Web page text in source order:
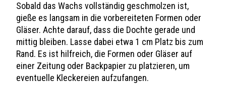
Sobald das Wachs vollständig geschmolzen ist,
gieße es langsam in die vorbereiteten Formen oder
Gläser. Achte darauf, dass die Dochte gerade und
mittig bleiben. Lasse dabei etwa 1 cm Platz bis zum
Rand. Es ist hilfreich, die Formen oder Gläser auf
einer Zeitung oder Backpapier zu platzieren, um
eventuelle Kleckereien aufzufangen.